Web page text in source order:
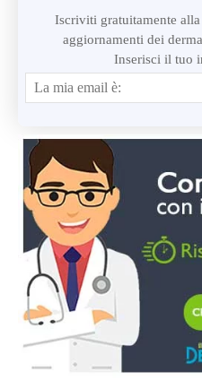
Iscriviti gratuitamente
aggiornamenti dei
Inserisci il tuo